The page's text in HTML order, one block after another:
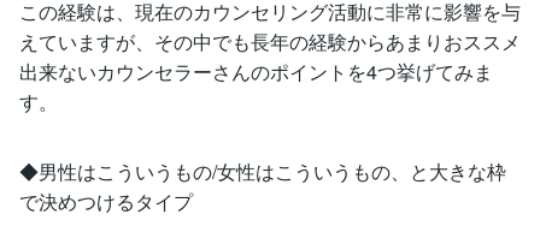
この経験は、現在のカウンセリング活動に非常に影響を与
えていますが、その中でも長年の経験からあまりおススメ
出来ないカウンセラーさんのポイントを4つ挙げてみま
す。
◆男性はこういうもの/女性はこういうもの、と大きな枠
で決めつけるタイプ